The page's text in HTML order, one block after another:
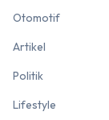
Otomotif
Artikel
Politik
Lifestyle